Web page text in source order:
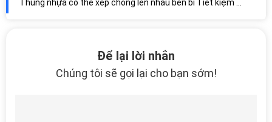
Để lại lời nhắn
Chúng tôi sẽ gọi lại cho bạn sớm!